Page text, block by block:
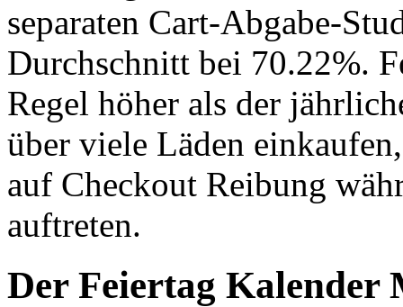
separaten Cart-Abgabe-
Durchschnitt bei 70.22%.
Regel höher als der
über viele Läden
auf Checkout Reibung
auftreten.
Der Feiertag Kalender